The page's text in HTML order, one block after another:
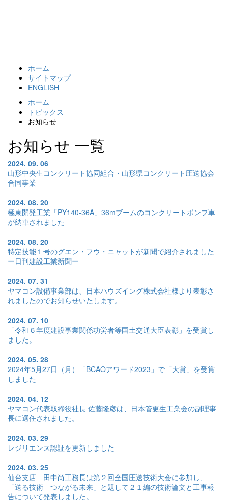
ホーム
サイトマップ
ENGLISH
ホーム
トピックス
お知らせ
お知らせ 一覧
2024. 09. 06
山形中央生コンクリート協同組合・山形県コンクリート圧送協会
合同事業
2024. 08. 20
極東開発工業「PY140-36A」36mブームのコンクリートポンプ車
が納車されました
2024. 08. 20
特定技能１号のグエン・フウ・ニャットが新聞で紹介されました
ー日刊建設工業新聞ー
2024. 07. 31
ヤマコン設備事業部は、日本ハウズイング株式会社様より表彰さ
れましたのでお知らせいたします。
2024. 07. 10
「令和６年度建設事業関係功労者等国土交通大臣表彰」を受賞し
ました。
2024. 05. 28
2024年5月27日（月）「BCAOアワード2023」で「大賞」を受賞
しました
2024. 04. 12
ヤマコン代表取締役社長 佐藤隆彦は、日本管更生工業会の副理事
長に選任されました。
2024. 03. 29
レジリエンス認証を更新しました
2024. 03. 25
仙台支店 田中尚工務長は第２回全国圧送技術大会に参加し、
「送る技術 つながる未来」と題して２１編の技術論文と工事報
告について発表しました。